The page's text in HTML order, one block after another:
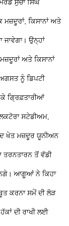
ਸੁੱਚਾ ਸਿੰਘ
ਕਿਸਾਨਾਂ ਅਤੇ
ਜਾਵੇਗਾ। ਉਨ੍ਹਾਂ
ਅਤੇ ਕਿਸਾਨਾਂ
ਨੂੰ ਡਿਪਟੀ
ਗ੍ਰਿਫ਼ਤਾਰੀਆਂ
ਸਟੇਡੀਅਮ,
ਖੇਤ ਮਜ਼ਦੂਰ ਯੂਨੀਅਨ
ਤਰਨਤਾਰਨ ਤੋਂ ਵੱਡੀ
ਆਗੂਆਂ ਨੇ ਕਿਹਾ
ਕਰਨਾ ਸਮੇਂ ਦੀ ਲੋੜ
ਦੀ ਰਾਖੀ ਲਈ